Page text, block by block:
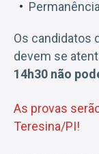
Os candidatos
devem se
14h30 não
As provas
Teresina/PI!